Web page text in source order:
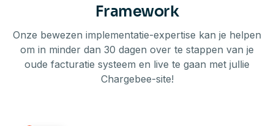
Framework
Onze bewezen implementatie-expertise kan je helpen
om in minder dan 30 dagen over te stappen van je
oude facturatie systeem en live te gaan met jullie
Chargebee-site!